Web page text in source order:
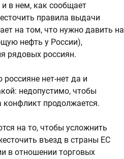
в нем, как сообщает
правила выдачи
на том, что нужно давить на
нефть у России),
рядовых россиян.
нет-нет да и
недопустимо, чтобы
продолжается.
на то, чтобы усложнить
въезд в страны ЕС
в отношении торговых